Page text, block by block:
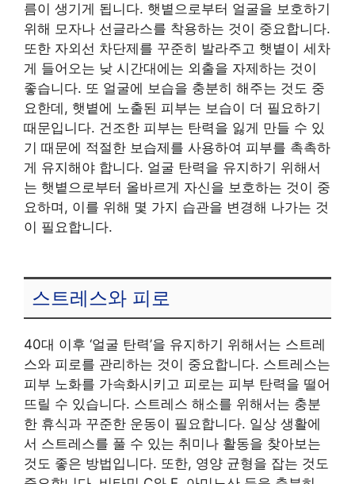
름이 생기게 됩니다. 햇볕으로부터 얼굴을 보호하기
위해 모자나 선글라스를 착용하는 것이 중요합니다.
또한 자외선 차단제를 꾸준히 발라주고 햇볕이 세차
게 들어오는 낮 시간대에는 외출을 자제하는 것이
좋습니다. 또 얼굴에 보습을 충분히 해주는 것도 중
요한데, 햇볕에 노출된 피부는 보습이 더 필요하기
때문입니다. 건조한 피부는 탄력을 잃게 만들 수 있
기 때문에 적절한 보습제를 사용하여 피부를 촉촉하
게 유지해야 합니다. 얼굴 탄력을 유지하기 위해서
는 햇볕으로부터 올바르게 자신을 보호하는 것이 중
요하며, 이를 위해 몇 가지 습관을 변경해 나가는 것
이 필요합니다.
스트레스와 피로
40대 이후 ‘얼굴 탄력’을 유지하기 위해서는 스트레
스와 피로를 관리하는 것이 중요합니다. 스트레스는
피부 노화를 가속화시키고 피로는 피부 탄력을 떨어
뜨릴 수 있습니다. 스트레스 해소를 위해서는 충분
한 휴식과 꾸준한 운동이 필요합니다. 일상 생활에
서 스트레스를 풀 수 있는 취미나 활동을 찾아보는
것도 좋은 방법입니다. 또한, 영양 균형을 잡는 것도